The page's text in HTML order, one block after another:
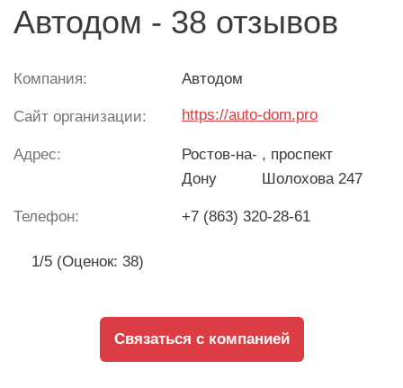
Автодом - 38 отзывов
Компания: Автодом
Сайт организации: https://auto-dom.pro
Адрес:
Ростов-на-
Дону
, проспект
Шолохова 247
Телефон: +7 (863) 320-28-61
1/5 (Оценок: 38)
Связаться с компанией